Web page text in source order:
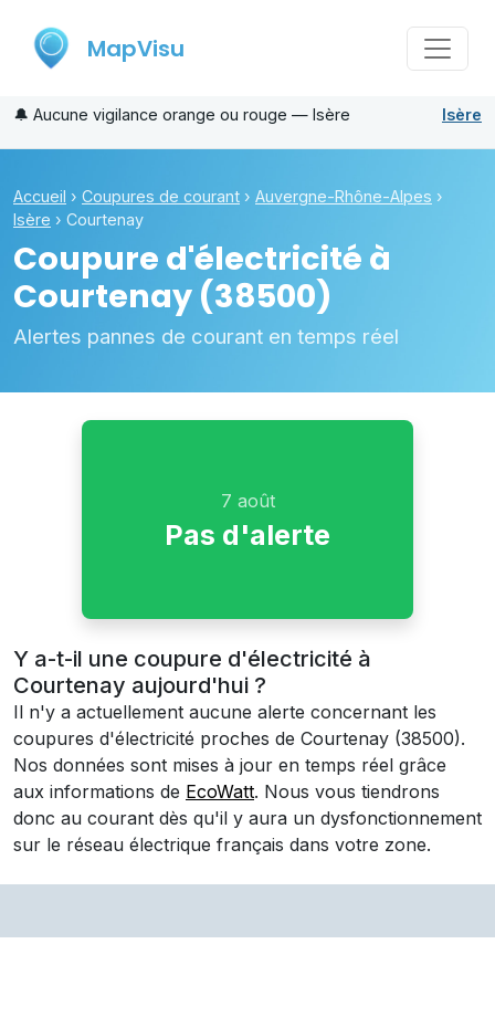
MapVisu
🔔 Aucune vigilance orange ou rouge — Isère Isère
Accueil › Coupures de courant › Auvergne-Rhône-Alpes ›
Isère › Courtenay
Coupure d'électricité à
Courtenay (38500)
Alertes pannes de courant en temps réel
7 août
Pas d'alerte
Y a-t-il une coupure d'électricité à
Courtenay aujourd'hui ?
Il n'y a actuellement aucune alerte concernant les
coupures d'électricité proches de Courtenay (38500).
Nos données sont mises à jour en temps réel grâce
aux informations de EcoWatt. Nous vous tiendrons
donc au courant dès qu'il y aura un dysfonctionnement
sur le réseau électrique français dans votre zone.